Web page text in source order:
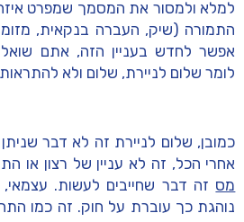
למלא ולמסור את המסמך שמפרט
התמורה (שיק, העברה בנקאית,
אפשר לחדש בעניין הזה, אתם
לומר שלום לניירת, שלום ולא
כמובן, שלום לניירת זה לא דבר
אחרי הכל, זה לא עניין של רצון או
מס זה דבר שחייבים לעשות.
נוהגת כך עוברת על חוק. זה כמו